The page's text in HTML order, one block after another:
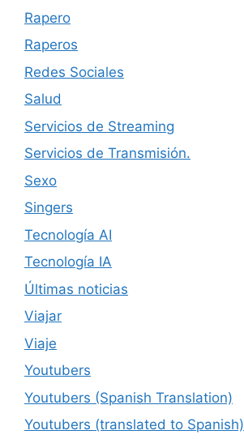
Rapero
Raperos
Redes Sociales
Salud
Servicios de Streaming
Servicios de Transmisión.
Sexo
Singers
Tecnología AI
Tecnología IA
Últimas noticias
Viajar
Viaje
Youtubers
Youtubers (Spanish Translation)
Youtubers (translated to Spanish)